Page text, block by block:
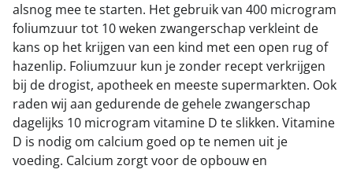
alsnog mee te starten. Het gebruik van 400 microgram
foliumzuur tot 10 weken zwangerschap verkleint de
kans op het krijgen van een kind met een open rug of
hazenlip. Foliumzuur kun je zonder recept verkrijgen
bij de drogist, apotheek en meeste supermarkten. Ook
raden wij aan gedurende de gehele zwangerschap
dagelijks 10 microgram vitamine D te slikken. Vitamine
D is nodig om calcium goed op te nemen uit je
voeding. Calcium zorgt voor de opbouw en